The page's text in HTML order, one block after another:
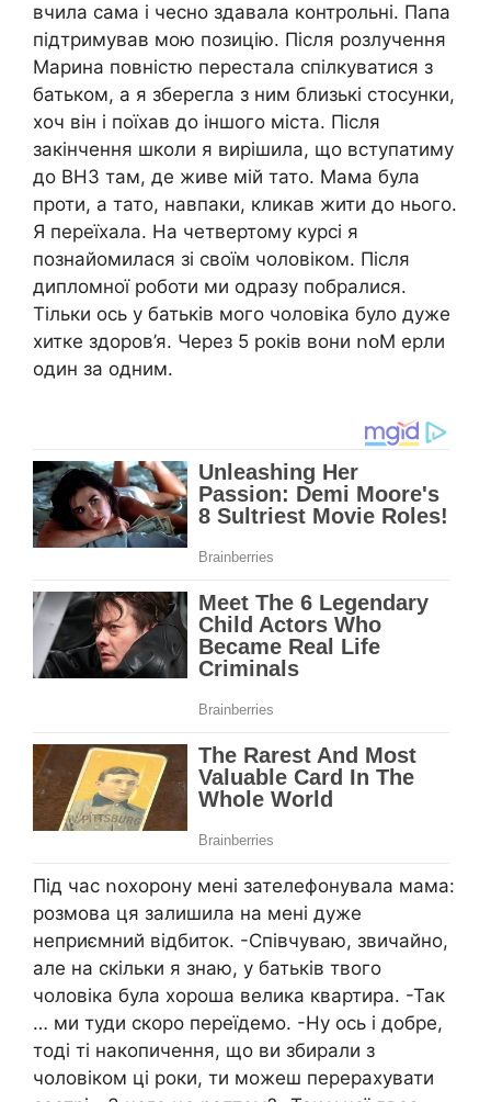
вчила сама і чесно здавала контрольні. Папа
підтримував мою позицію. Після розлучення
Марина повністю перестала спілкуватися з
батьком, а я зберегла з ним близькі стосунки,
хоч він і поїхав до іншого міста. Після
закінчення школи я вирішила, що вступатиму
до ВНЗ там, де живе мій тато. Мама була
проти, а тато, навпаки, кликав жити до нього.
Я переїхала. На четвертому курсі я
познайомилася зі своїм чоловіком. Після
дипломної роботи ми одразу побралися.
Тільки ось у батьків мого чоловіка було дуже
хитке здоров’я. Через 5 років вони ոօM ерли
один за одним.
Під час ոօхорону мені зателефонувала мама:
розмова ця залишила на мені дуже
неприємний відбиток. -Співчуваю, звичайно,
але на скільки я знаю, у батьків твого
чоловіка була хороша велика квартира. -Так
… ми туди скоро переїдемо. -Ну ось і добре,
тоді ті накопичення, що ви збирали з
чоловіком ці роки, ти можеш перерахувати